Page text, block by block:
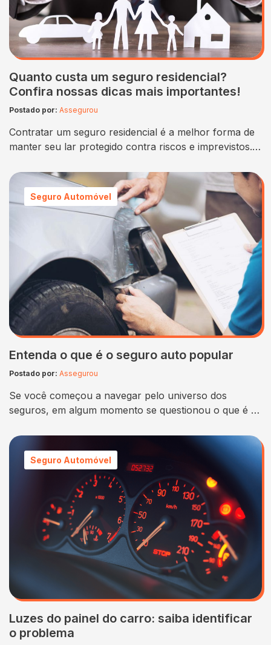
Quanto custa um seguro residencial?
Confira nossas dicas mais importantes!
Postado por: Assegurou
Contratar um seguro residencial é a melhor forma de
manter seu lar protegido contra riscos e imprevistos.
do serviço para ter mais tranquilidade. Mas, afinal,
quanto custa um seguro residencial? Muitas pessoas
ainda acreditam que essa cobertura é onerosa.
Entretanto, os valores começam em quantias super
Seguro Automóvel
Entenda o que é o seguro auto popular
Postado por: Assegurou
Se você começou a navegar pelo universo dos
seguros, em algum momento se questionou o que é o
sugestivo, ele contempla muitos pontos específicos,
que precisam ser “destrinchados”. Não adianta, por
exemplo, saber o mínimo sobre o seguro auto
popular e já contratar um, logo de cara. É…
Seguro Automóvel
Luzes do painel do carro: saiba identificar
o problema